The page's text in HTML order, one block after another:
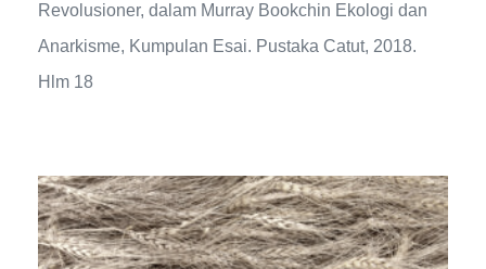
Revolusioner, dalam Murray Bookchin Ekologi dan
Anarkisme, Kumpulan Esai. Pustaka Catut, 2018.
Hlm 18